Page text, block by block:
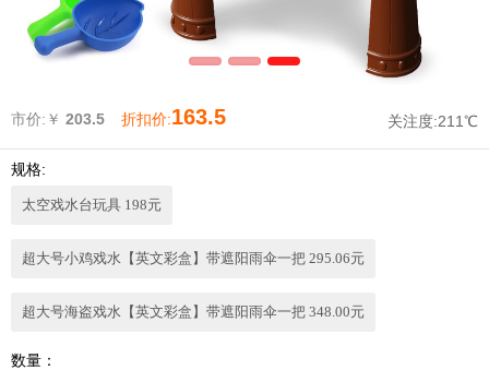
市价:￥ 203.5 折扣价:163.5 关注度:211℃
规格:
太空戏水台玩具 198元
超大号小鸡戏水【英文彩盒】带遮阳雨伞一把 295.06元
超大号海盗戏水【英文彩盒】带遮阳雨伞一把 348.00元
数量：